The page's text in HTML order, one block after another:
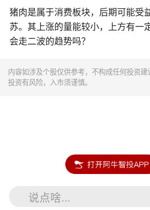
猪肉是属于消费板块，后期可能受
苏。其上涨的量能较小，上方有一
会走二波的趋势吗？
内容如涉及个股仅供参考，不构成任何投资建
投资有风险，入市须谨慎。
说点啥...